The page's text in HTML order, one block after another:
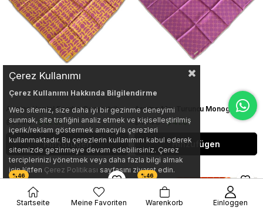
Armine Hardal Pembe Geometrik Desen Sura İpek Eşarp 9174 - 57
$ 41.67
$ 77.78
Hinzufügen
Armine Mor Turuncu Monogram Desen Sura İpek Eşarp 9178 - 31
$ 41.67
$ 77.78
Hinzufügen
Çerez Kullanımı
Çerez Kullanımı Hakkında Bilgilendirme
Web sitemiz, size daha iyi bir gezinme deneyimi
sunmak, site trafiğini analiz etmek ve kişiselleştirilmiş
içerik/reklam göstermek amacıyla çerezleri
kullanmaktadır. Bu çerezlerin kullanımını kabul ederek
sitemizde gezinmeye devam edebilirsiniz. Çerez
terciplerinizi yönetmek veya daha fazla bilgi almak
için lütfen Çerez Politikası sayfasını ziyaret edin.
Startseite Meine Favoriten Warenkorb Einloggen